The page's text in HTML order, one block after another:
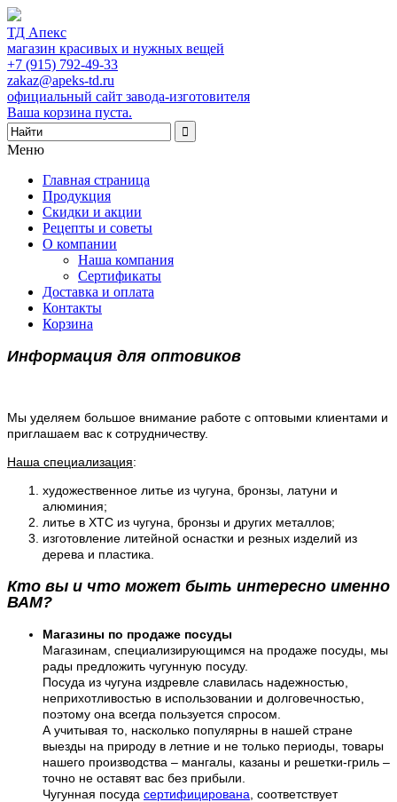
ТД Апекс
магазин красивых и нужных вещей
+7 (915) 792-49-33
zakaz@apeks-td.ru
официальный сайт завода-изготовителя
Ваша корзина пуста.
Меню
Главная страница
Продукция
Скидки и акции
Рецепты и советы
О компании
Наша компания
Сертификаты
Доставка и оплата
Контакты
Корзина
Информация для оптовиков
Мы уделяем большое внимание работе с оптовыми клиентами и
приглашаем вас к сотрудничеству.
Наша специализация:
художественное литье из чугуна, бронзы, латуни и
алюминия;
литье в ХТС из чугуна, бронзы и других металлов;
изготовление литейной оснастки и резных изделий из
дерева и пластика.
Кто вы и что может быть интересно именно
ВАМ?
Магазины по продаже посуды
Магазинам, специализирующимся на продаже посуды, мы
рады предложить чугунную посуду.
Посуда из чугуна издревле славилась надежностью,
неприхотливостью в использовании и долговечностью,
поэтому она всегда пользуется спросом.
А учитывая то, насколько популярны в нашей стране
выезды на природу в летние и не только периоды, товары
нашего производства – мангалы, казаны и решетки-гриль –
точно не оставят вас без прибыли.
Чугунная посуда сертифицирована , соответствует